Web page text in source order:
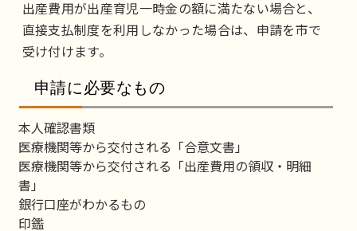
出産費用が出産育児一時金の額に満たない場合と、
直接支払制度を利用しなかった場合は、申請を市で
受け付けます。
申請に必要なもの
本人確認書類
医療機関等から交付される「合意文書」
医療機関等から交付される「出産費用の領収・明細
書」
銀行口座がわかるもの
印鑑